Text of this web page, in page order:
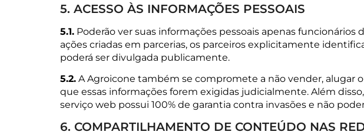
5. ACESSO ÀS INFORMAÇÕES PESSOAIS
5.1. Poderão ver suas informações pessoais apenas
ações criadas em parcerias, os parceiros explicitamente
poderá ser divulgada publicamente.
5.2. A Agroicone também se compromete a não vender, alugar
que essas informações forem exigidas judicialmente. Além
serviço web possui 100% de garantia contra invasões e não
6. COMPARTILHAMENTO DE CONTEÚDO NAS